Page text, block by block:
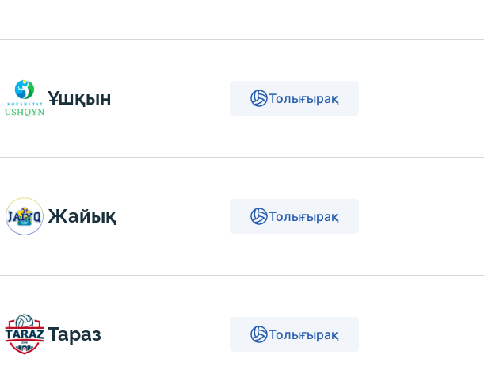
Ұшқын Толығырақ
Жайық Толығырақ
Тараз Толығырақ